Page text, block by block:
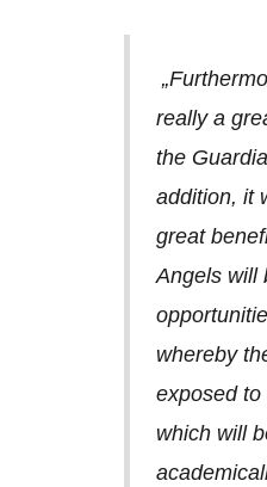
really a
the
addition, it
great
Angels will
whereby
exposed
which will